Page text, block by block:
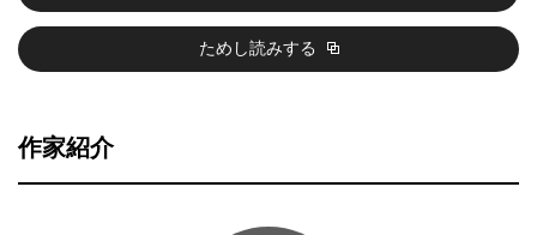
ためし読みする
作家紹介